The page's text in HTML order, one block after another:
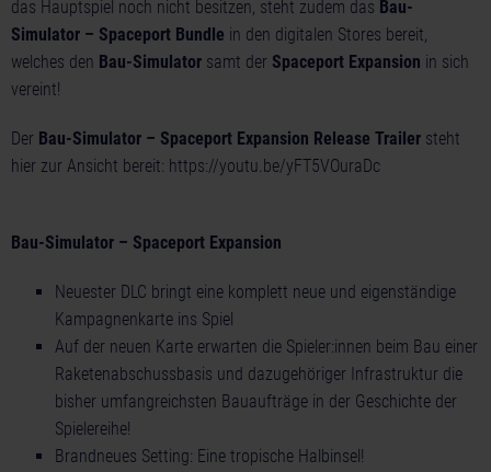
das Hauptspiel noch nicht besitzen, steht zudem das Bau-
Simulator – Spaceport Bundle in den digitalen Stores bereit,
welches den Bau-Simulator samt der Spaceport Expansion in sich
vereint!
Der Bau-Simulator – Spaceport Expansion Release Trailer steht
hier zur Ansicht bereit: https://youtu.be/yFT5VOuraDc
Bau-Simulator – Spaceport Expansion
Neuester DLC bringt eine komplett neue und eigenständige
Kampagnenkarte ins Spiel
Auf der neuen Karte erwarten die Spieler:innen beim Bau einer
Raketenabschussbasis und dazugehöriger Infrastruktur die
bisher umfangreichsten Bauaufträge in der Geschichte der
Spielereihe!
Brandneues Setting: Eine tropische Halbinsel!